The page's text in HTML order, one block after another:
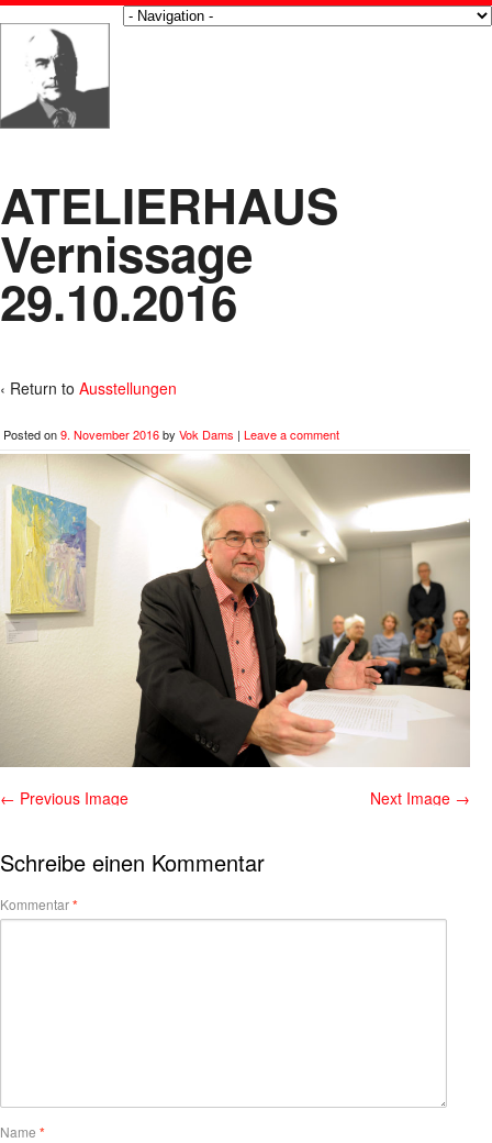
ATELIERHAUS
Vernissage
29.10.2016
‹ Return to Ausstellungen
Posted on9. November 2016by Vok Dams | Leave a comment
← Previous Image Next Image →
Schreibe einen Kommentar
Kommentar*
Name *